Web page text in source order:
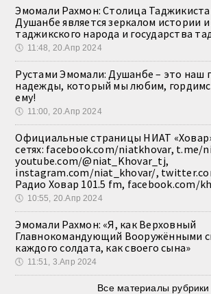
Эмомали Рахмон: Столица
Душанбе является зеркалом истории
таджикского народа и государства
🕔 11:48, 20.Апр 2024
Рустами Эмомали: Душанбе – это наш
надежды, который мы любим,
ему!
🕔 11:00, 20.Апр 2024
Официальные страницы НИАТ
сетях: facebook.com/niatkhovar, t.me/
youtube.com/@niat_Khovar_tj,
instagram.com/niat_khovar/,
Радио Ховар 101.5 fm, facebook.com/
🕔 10:55, 20.Апр 2024
Эмомали Рахмон: «Я, как Верховный
Главнокомандующий Вооружёнными
каждого солдата, как своего сына»
🕔 11:51, 3.Апр 2024
Все материалы рубрики